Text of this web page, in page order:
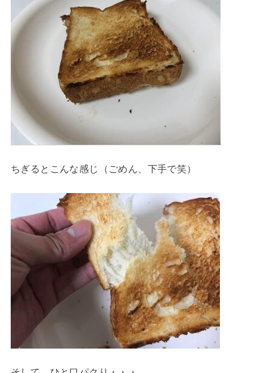
ちぎるとこんな感じ（ごめん、下手で笑）